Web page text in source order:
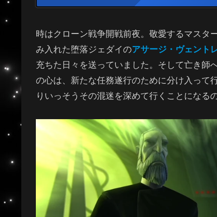
時はクローン戦争開戦前夜。敬愛するマスタ
み入れた堕落ジェダイのアサージ・ヴェント
充ちた日々を送っていました。そして亡き師
の心は、新たな任務遂行のために分け入って
りいっそうその混迷を深めて行くことになる